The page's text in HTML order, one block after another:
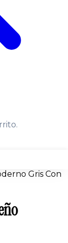
Gris Con